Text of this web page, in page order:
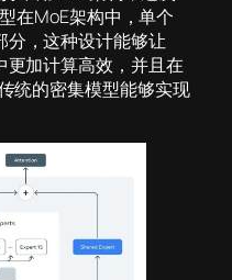
在MoE架构中，单个
分，这种设计能够让
更加计算高效，并且在
统的密集模型能够实现